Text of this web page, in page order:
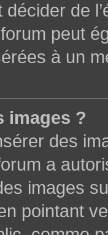
de
peut
à un
images ?
des
a
images
pointant